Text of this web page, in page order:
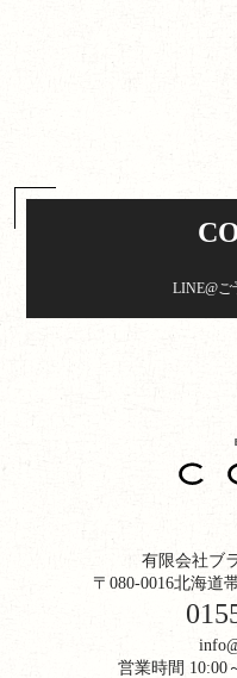
LINE@ご
有限会社ブ
〒080-0016北海道
営業時間 10:00